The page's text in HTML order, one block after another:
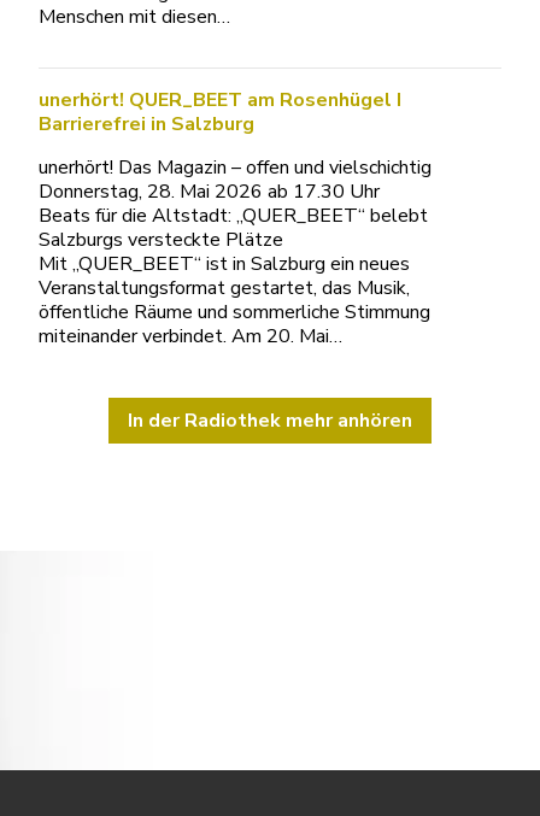
Menschen mit diesen…
unerhört! QUER_BEET am Rosenhügel I
Barrierefrei in Salzburg
unerhört! Das Magazin – offen und vielschichtig
Donnerstag, 28. Mai 2026 ab 17.30 Uhr
Beats für die Altstadt: „QUER_BEET“ belebt
Salzburgs versteckte Plätze
Mit „QUER_BEET“ ist in Salzburg ein neues
Veranstaltungsformat gestartet, das Musik,
öffentliche Räume und sommerliche Stimmung
miteinander verbindet. Am 20. Mai…
In der Radiothek mehr anhören